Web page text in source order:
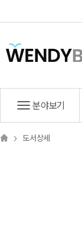
분야보기
도서상세